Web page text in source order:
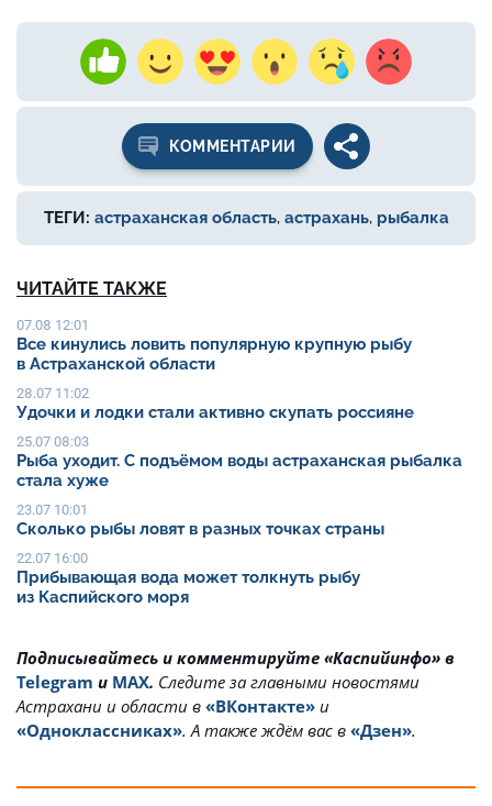
КОММЕНТАРИИ
ТЕГИ: астраханская область, астрахань, рыбалка
ЧИТАЙТЕ ТАКЖЕ
07.08 12:01
Все кинулись ловить популярную крупную рыбу
в Астраханской области
28.07 11:02
Удочки и лодки стали активно скупать россияне
25.07 08:03
Рыба уходит. С подъёмом воды астраханская рыбалка
стала хуже
23.07 10:01
Сколько рыбы ловят в разных точках страны
22.07 16:00
Прибывающая вода может толкнуть рыбу
из Каспийского моря
Подписывайтесь и комментируйте «Каспийинфо» в
Telegram и MAX. Cледите за главными новостями
Астрахани и области в «ВКонтакте» и
«Одноклассниках». А также ждём вас в «Дзен».